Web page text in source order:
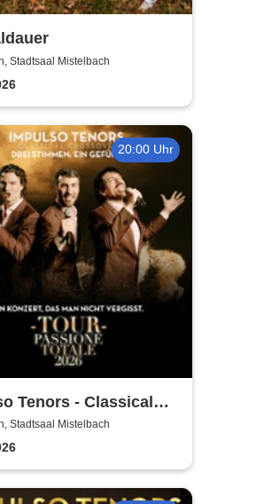
Stadtsaal Mistelbach
20:00 Uhr
Tenors - Classical
Stadtsaal Mistelbach